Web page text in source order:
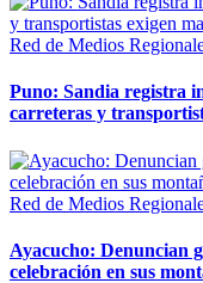
Red de Medios
Puno: Sandia registra
carreteras y
Red de Medios
Ayacucho: Denuncian
celebración en sus